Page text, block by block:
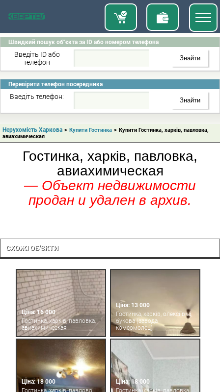
Швидкий пошук об"єкта за ID або номером телефона
Введіть ID або
телефон
Перевірити телефон посередника
Введіть телефон:
Нерухомість Харкова > Купити Гостинка > Купити Гостинка, харків, павловка,
авиахимическая
Гостинка, харків, павловка,
авиахимическая
— Объект недвижимости
продан и удален в архив.
СХОЖІ ОБ'ЄКТИ
Ціна: 16 000
Гостинка, харків, павловка,
авиахимическая
Ціна: 13 000
Гостинка, харків, олексіївка,
букова (завода
комсомолец)
Ціна: 18 000
Гостинка, харків, павлово
Ціна: 18 000
Гостинка, харків, павловка,